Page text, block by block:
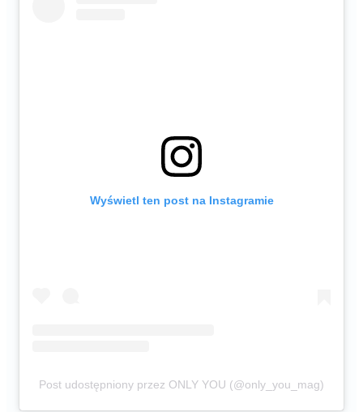
Wyświetl ten post na Instagramie
Post udostępniony przez ONLY YOU (@only_you_mag)